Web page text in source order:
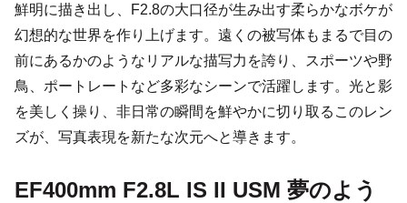
鮮明に描き出し、F2.8の大口径が生み出す柔らかなボケが
幻想的な世界を作り上げます。遠くの被写体もまるで目の
前にあるかのようなリアルな描写力を誇り、スポーツや野
鳥、ポートレートなど多彩なシーンで活躍します。光と影
を美しく操り、非日常の瞬間を鮮やかに切り取るこのレン
ズが、写真表現を新たな次元へと導きます。
EF400mm F2.8L IS II USM 夢のよう